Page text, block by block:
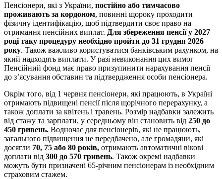
Пенсіонери, які з України, постійно або тимчасово
проживають за кордоном, повинні щороку проходити
фізичну ідентифікацію, щоб підтвердити своє право на
отримання пенсійних виплат. Для збереження пенсії у 2027
році таку процедуру необхідно пройти до 31 грудня 2026
року. Також важливо користуватися банківським рахунком, на
який надходять виплати. У разі невиконання цих вимог
Пенсійний фонд має право призупинити нарахування пенсії
до з’ясування обставин та підтвердження особи пенсіонера.
Окрім того, від 1 червня пенсіонери, які працюють, в Україні
отримають підвищені пенсії після щорічного перерахунку, а
також доплати за квітень і травень. Розмір надбавки залежить
від стажу та зарплати, у середньому він становить від 250 до
450 гривень. Водночас для пенсіонерів, які не працюють,
загального підвищення не передбачено, але громадяни, які
досягли 70, 75 або 80 років, отримають автоматичні вікові
доплати від 300 до 570 гривень. Також окремі надбавки
можуть бути призначені 65-річним пенсіонерам із необхідним
страховим стажем.